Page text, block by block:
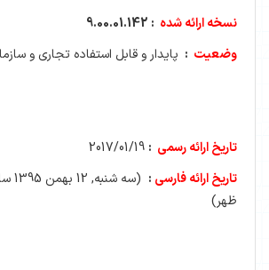
نسخه ارائه شده :
9.00.01.142
وضعیت : پایدار و قابل استفاده تجاری و
تاریخ ارائه رسمی :
تاریخ ارائه فارسی :
ظهر)